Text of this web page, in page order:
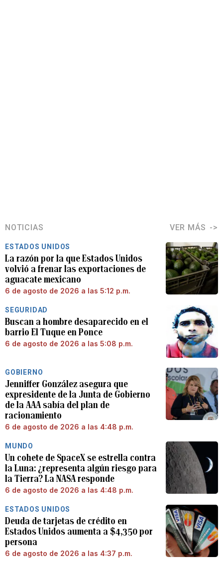
NOTICIAS VER MÁS
ESTADOS UNIDOS
La razón por la que Estados Unidos
volvió a frenar las exportaciones de
aguacate mexicano
6 de agosto de 2026 a las 5:12 p.m.
SEGURIDAD
Buscan a hombre desaparecido en el
barrio El Tuque en Ponce
6 de agosto de 2026 a las 5:08 p.m.
GOBIERNO
Jenniffer González asegura que
expresidente de la Junta de Gobierno
de la AAA sabía del plan de
racionamiento
6 de agosto de 2026 a las 4:48 p.m.
MUNDO
Un cohete de SpaceX se estrella contra
la Luna: ¿representa algún riesgo para
la Tierra? La NASA responde
6 de agosto de 2026 a las 4:48 p.m.
ESTADOS UNIDOS
Deuda de tarjetas de crédito en
Estados Unidos aumenta a $4,350 por
persona
6 de agosto de 2026 a las 4:37 p.m.